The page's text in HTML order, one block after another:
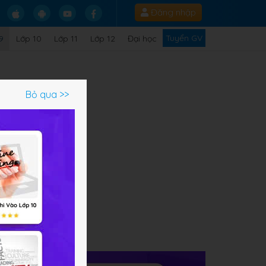
Đăng nhập
Lớp 10 Lớp 11 Lớp 12 Đại học Tuyển GV
Bỏ qua >>